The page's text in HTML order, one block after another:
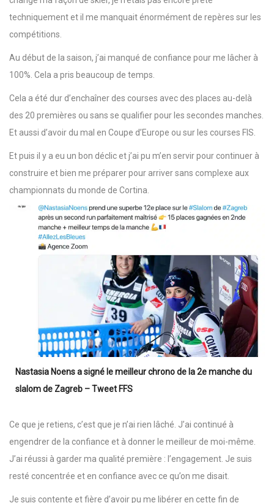
techniquement et il me manquait énormément de repères sur les
compétitions.
Au début de la saison, j’ai manqué de confiance pour me lâcher à
100%. Cela a pris beaucoup de temps.
Cela a été dur d’enchaîner des courses avec des places au-delà
des 20 premières ou sans se qualifier pour les secondes manches.
Et aussi d’avoir du mal en Coupe d’Europe ou sur les courses FIS.
Et puis il y a eu un bon déclic et j’ai pu m’en servir pour continuer à
construire et bien me préparer pour arriver sans complexe aux
championnats du monde de Cortina.
Nastasia Noens a signé le meilleur chrono de la 2e manche du
slalom de Zagreb – Tweet FFS
Ce que je retiens, c’est que je n’ai rien lâché. J’ai continué à
engendrer de la confiance et à donner le meilleur de moi-même.
J’ai réussi à garder ma qualité première : l’engagement. Je suis
resté concentrée et en confiance avec ce qu’on me disait.
Je suis contente et fière d’avoir pu me libérer en cette fin de